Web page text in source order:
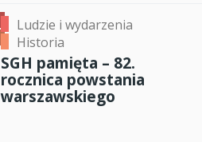
Ludzie i wydarzenia
Historia
SGH pamięta – 82.
rocznica powstania
warszawskiego